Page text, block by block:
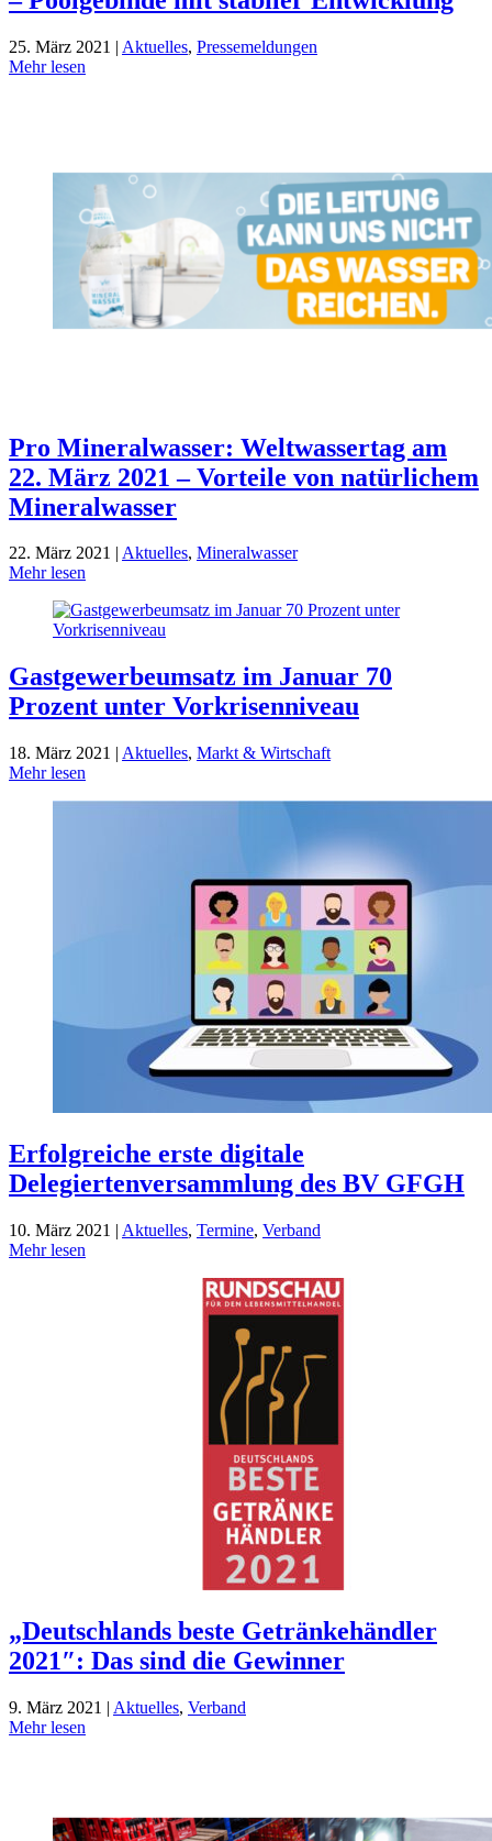
25. März 2021 | Aktuelles, Pressemeldungen
Mehr lesen
Pro Mineralwasser: Weltwassertag am
22. März 2021 – Vorteile von natürlichem
Mineralwasser
22. März 2021 | Aktuelles, Mineralwasser
Mehr lesen
Gastgewerbeumsatz im Januar 70
Prozent unter Vorkrisenniveau
18. März 2021 | Aktuelles, Markt & Wirtschaft
Mehr lesen
Erfolgreiche erste digitale
Delegiertenversammlung des BV GFGH
10. März 2021 | Aktuelles, Termine, Verband
Mehr lesen
„Deutschlands beste Getränkehändler
2021″: Das sind die Gewinner
9. März 2021 | Aktuelles, Verband
Mehr lesen